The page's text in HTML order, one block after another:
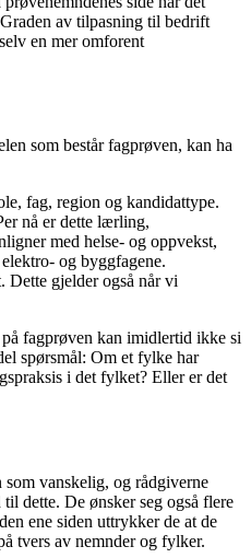
av tilpasning til bedrift
en mer omforent
som består fagprøven, kan ha
fag, region og kandidattype.
nå er dette lærling,
med helse- og oppvekst,
og byggfagene.
Dette gjelder også når vi
fagprøven kan imidlertid ikke si
spørsmål: Om et fylke har
i det fylket? Eller er det
vanskelig, og rådgiverne
dette. De ønsker seg også flere
ene siden uttrykker de at de
tvers av nemnder og fylker.